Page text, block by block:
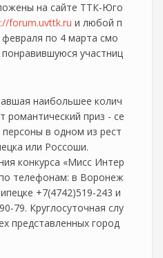
на сайте ТТК-Юго
forum.uvttk.ru и любой п
февраля по 4 марта смо
участниц
наибольшее колич
романтический приз - се
в одном из рест
или Россоши.
конкурса «Мисс Интер
телефонам: в Воронеж
+7(4742)519-243 и
79. Круглосуточная слу
представленных город